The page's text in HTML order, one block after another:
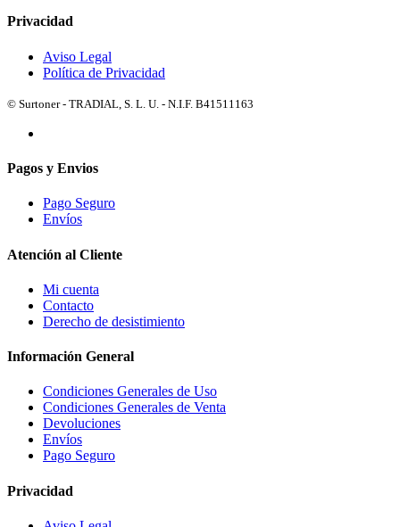
Privacidad
Aviso Legal
Política de Privacidad
© Surtoner - TRADIAL, S. L. U. - N.I.F. B41511163
Pagos y Envios
Pago Seguro
Envíos
Atención al Cliente
Mi cuenta
Contacto
Derecho de desistimiento
Información General
Condiciones Generales de Uso
Condiciones Generales de Venta
Devoluciones
Envíos
Pago Seguro
Privacidad